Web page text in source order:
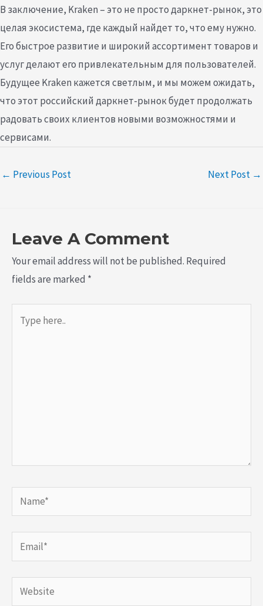
В заключение, Kraken – это не просто даркнет-рынок, это
целая экосистема, где каждый найдет то, что ему нужно.
Его быстрое развитие и широкий ассортимент товаров и
услуг делают его привлекательным для пользователей.
Будущее Kraken кажется светлым, и мы можем ожидать,
что этот российский даркнет-рынок будет продолжать
радовать своих клиентов новыми возможностями и
сервисами.
← Previous Post Next Post →
Leave A Comment
Your email address will not be published. Required
fields are marked *
here..
Name*
Email*
Website